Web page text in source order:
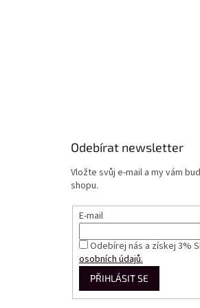
Odebírat newsletter
Vložte svůj e-mail a my vám
shopu.
E-mail
Odebírej nás a získej 3%
osobních údajů.
PŘIHLÁSIT SE